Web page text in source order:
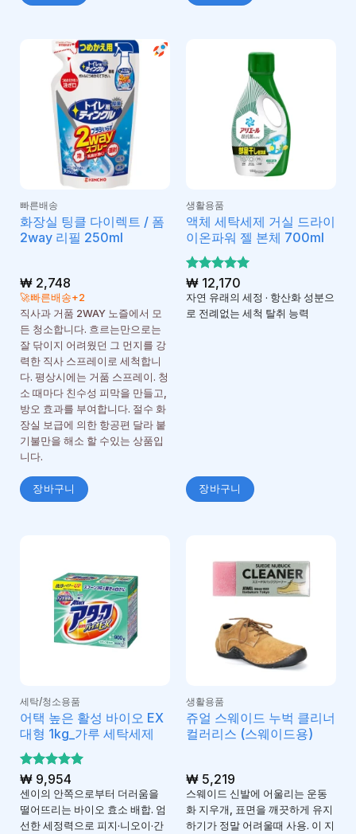
빠른배송
화장실 팅클 다이렉트 / 폼
2way 리필 250ml
₩2,748
🚀빠른배송+2
직사과 거품 2WAY 노즐에서 모
든 청소합니다. 흐르는만으로는
잘 닦이지 어려웠던 그 먼지를 강
력한 직사 스프레이로 세척합니
다. 평상시에는 거품 스프레이. 청
소 때마다 친수성 피막을 만들고,
방오 효과를 부여합니다. 절수 화
장실 보급에 의한 항공편 달라 붙
기불만을 해소 할 수있는 상품입
니다.
장바구니
생활용품
액체 세탁세제 거실 드라이
이온파워 젤 본체 700ml
5 중에서
5로 평가
됨
₩12,170
자연 유래의 세정 · 항산화 성분으
로 전례없는 세척 탈취 능력
장바구니
세탁/청소용품
어택 높은 활성 바이오 EX
대형 1kg_가루 세탁세제
5 중에서
5로 평가
됨
₩9,954
센이의 안쪽으로부터 더러움을
떨어뜨리는 바이오 효소 배합. 엄
선한 세정력으로 피지·니오이·간
생활용품
쥬얼 스웨이드 누벅 클리너
컬러리스 (스웨이드용)
₩5,219
스웨이드 신발에 어울리는 운동
화 지우개, 표면을 깨끗하게 유지
하기가 정말 어려울때 사용. 이 지